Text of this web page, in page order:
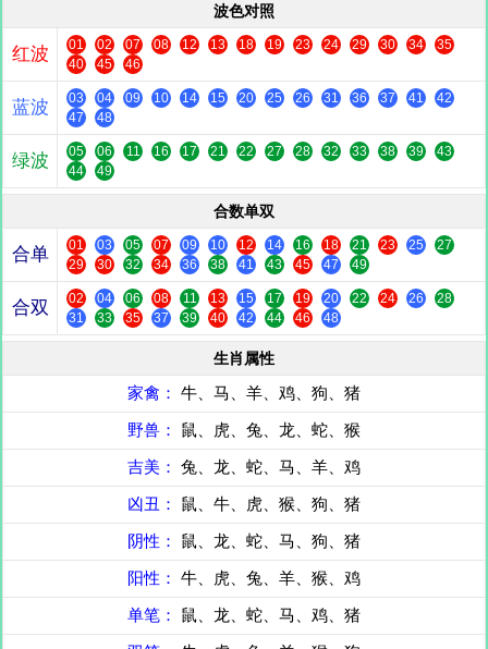
波色对照
红波 01 02 07 08 12 13 18 19 23 24 29 30 34
35
40
45 46
蓝波 03 04 09 10 14 15 20 25 26 31 36 37 41
42
47
48
绿波 05 06 11 16 17 21 22 27 28 32 33 38 39
43
44
49
合数单双
合单 01 03 05 07 09 10 12 14 16 18 21 23 25
27
29
30 32 34 36 38 41 43 45 47 49
合双 02 04 06 08 11 13 15 17 19 20 22 24 26
28
31
33 35 37 39 40 42 44 46 48
生肖属性
家禽： 牛、马、羊、鸡、狗、猪
野兽： 鼠、虎、兔、龙、蛇、猴
吉美： 兔、龙、蛇、马、羊、鸡
凶丑： 鼠、牛、虎、猴、狗、猪
阴性： 鼠、龙、蛇、马、狗、猪
阳性： 牛、虎、兔、羊、猴、鸡
单笔： 鼠、龙、蛇、马、鸡、猪